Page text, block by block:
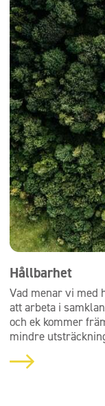
Hållbarhet
Vad menar vi med
att arbeta i
och ek kommer
mindre